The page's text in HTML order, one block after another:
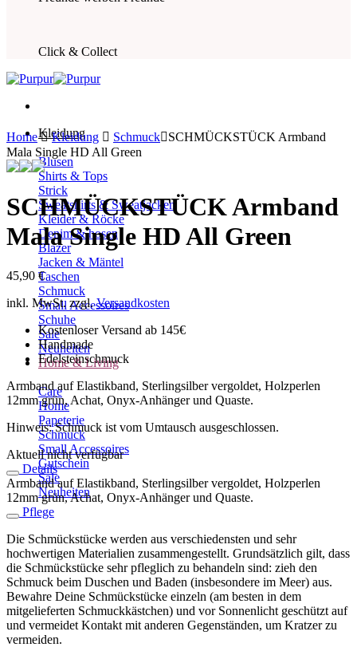
Click & Collect
Kleidung
Blusen
Shirts & Tops
Strick
Sweatshirts & Sweatjacken
Kleider & Röcke
Denim & hosen
Blazer
Jacken & Mäntel
Taschen
Schmuck
Small Accessoires
Schuhe
Sale
Neuheiten
Home & Living
Care
Home
Papeterie
Schmuck
Small Accessoires
Gutschein
Sale
Neuheiten
Home Kleidung Schmuck
SCHMÜCKSTÜCK Armband
Mala Single HD All Green
SCHMÜCKSTÜCK Armband
Mala Single HD All Green
45,90 €
inkl. MwSt. zzgl.Versandkosten
Kostenloser Versand ab 145€
Handmade
Edelsteinschmuck
Armband auf Elastikband, Sterlingsilber vergoldet, Holzperlen
12mm grün, Achat, Onyx-Anhänger und Quaste.
Hinweis: Schmuck ist vom Umtausch ausgeschlossen.
Aktuell nicht verfügbar
Details
Armband auf Elastikband, Sterlingsilber vergoldet, Holzperlen
12mm grün, Achat, Onyx-Anhänger und Quaste.
Pflege
Die Schmückstücke werden aus verschiedensten und sehr
hochwertigen Materialien zusammengestellt. Grundsätzlich gilt, dass
die Schmückstücke sehr pfleglich zu behandeln sind: zieh den
Schmuck beim Duschen und Baden (insbesondere im Meer) aus.
Bewahre Deine Schmückstücke einzeln (am besten in dem
mitgelieferten Schmuckkästchen) und vor Sonnenlicht geschützt auf
und vermeidet Kontakt mit anderen Gegenständen, um Kratzer zu
vermeiden.